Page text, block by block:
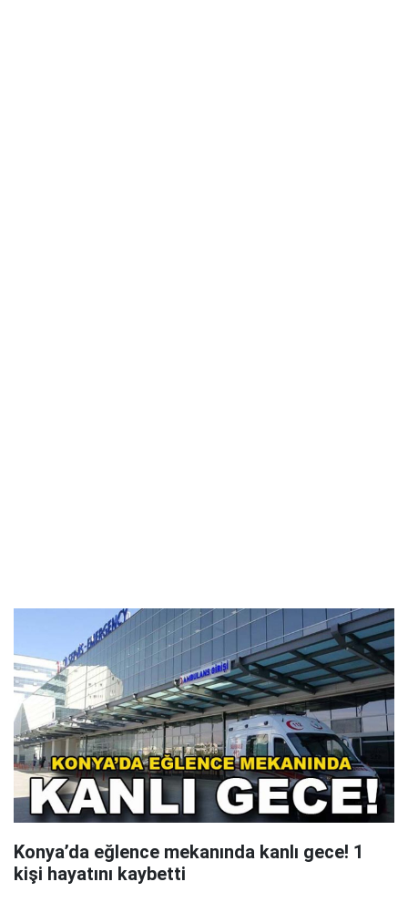
Konya’da eğlence mekanında kanlı gece! 1
kişi hayatını kaybetti